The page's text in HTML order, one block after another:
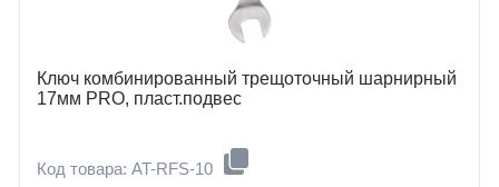
Ключ комбинированный трещоточный шарнирный
17мм PRO, пласт.подвес
Код товара: AT-RFS-10